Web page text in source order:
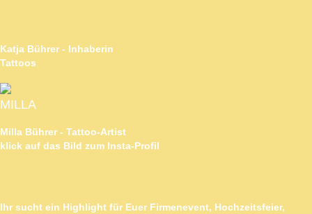
Katja Bührer - Inhaberin
Tattoos
MILLA
Milla Bührer - Tattoo-Artist
klick auf das Bild zum Insta-Profil
Ihr sucht ein Highlight für Euer Firmenevent, Hochzeitsfeier,